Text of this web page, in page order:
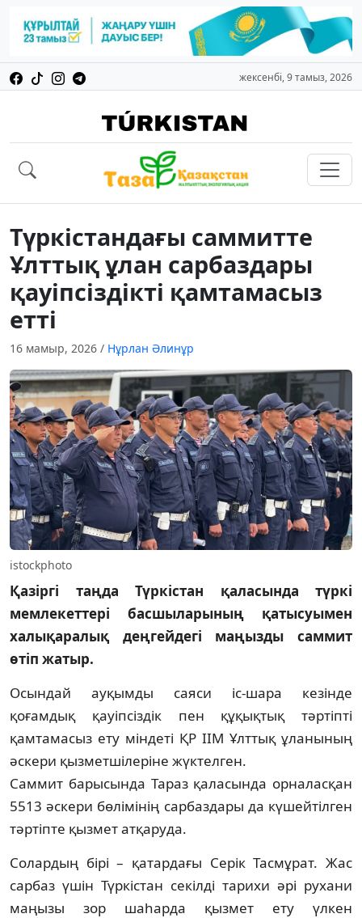
жексенбі, 9 тамыз, 2026
Түркістандағы саммитте
Ұлттық ұлан сарбаздары
қауіпсіздікті қамтамасыз
етті
16 мамыр, 2026 / Нұрлан Әлинұр
istockphoto
Қазіргі таңда Түркістан қаласында түркі
мемлекеттері басшыларының қатысуымен
халықаралық деңгейдегі маңызды саммит
өтіп жатыр.
Осындай ауқымды саяси іс-шара кезінде
қоғамдық қауіпсіздік пен құқықтық тәртіпті
қамтамасыз ету міндеті ҚР ІІМ Ұлттық ұланының
әскери қызметшілеріне жүктелген.
Саммит барысында Тараз қаласында орналасқан
5513 әскери бөлімінің сарбаздары да күшейтілген
тәртіпте қызмет атқаруда.
Солардың бірі – қатардағы Серік Тасмұрат. Жас
сарбаз үшін Түркістан секілді тарихи әрі рухани
маңызы зор шаһарда қызмет ету үлкен